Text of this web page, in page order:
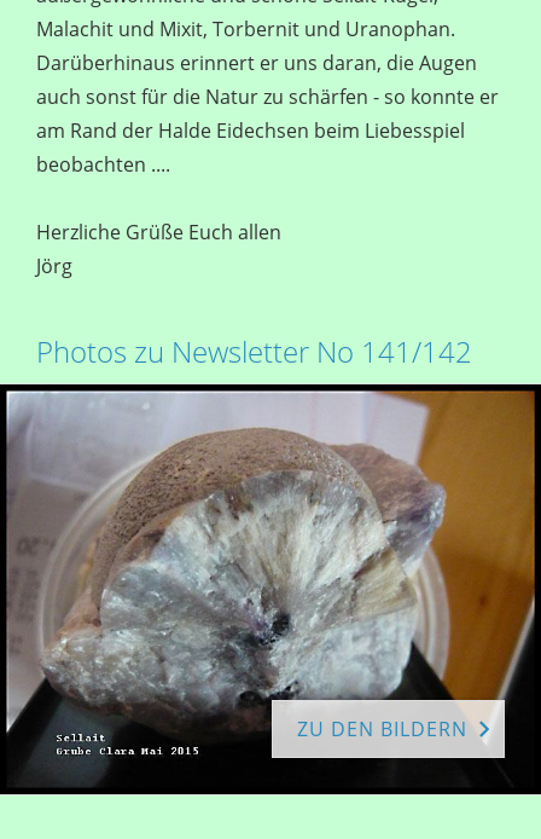
Malachit und Mixit, Torbernit und Uranophan.
Darüberhinaus erinnert er uns daran, die Augen
auch sonst für die Natur zu schärfen - so konnte er
am Rand der Halde Eidechsen beim Liebesspiel
beobachten ....
Herzliche Grüße Euch allen
Jörg
Photos zu Newsletter No 141/142
ZU DEN BILDERN